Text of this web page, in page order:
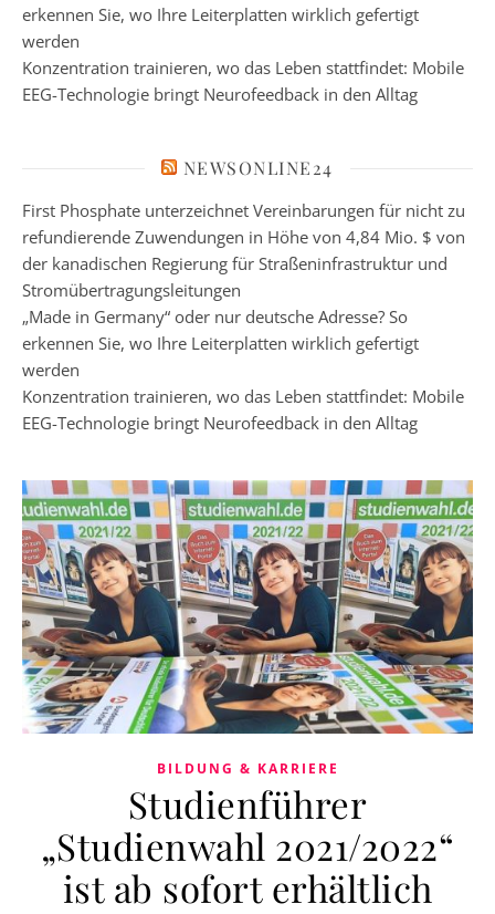
erkennen Sie, wo Ihre Leiterplatten wirklich gefertigt
werden
Konzentration trainieren, wo das Leben stattfindet: Mobile
EEG-Technologie bringt Neurofeedback in den Alltag
NEWSONLINE24
First Phosphate unterzeichnet Vereinbarungen für nicht zu
refundierende Zuwendungen in Höhe von 4,84 Mio. $ von
der kanadischen Regierung für Straßeninfrastruktur und
Stromübertragungsleitungen
„Made in Germany“ oder nur deutsche Adresse? So
erkennen Sie, wo Ihre Leiterplatten wirklich gefertigt
werden
Konzentration trainieren, wo das Leben stattfindet: Mobile
EEG-Technologie bringt Neurofeedback in den Alltag
BILDUNG & KARRIERE
Studienführer
„Studienwahl 2021/2022“
ist ab sofort erhältlich